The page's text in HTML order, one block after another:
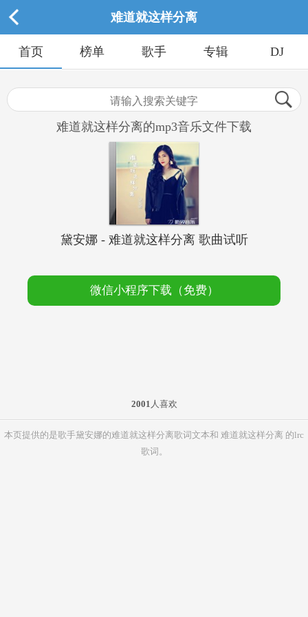
难道就这样分离
首页 榜单 歌手 专辑 DJ
难道就这样分离的mp3音乐文件下载
黛安娜 - 难道就这样分离 歌曲试听
微信小程序下载（免费）
2001 人喜欢
本页提供的是歌手黛安娜的难道就这样分离歌词文本和 难道就这样分离 的lrc
歌词。